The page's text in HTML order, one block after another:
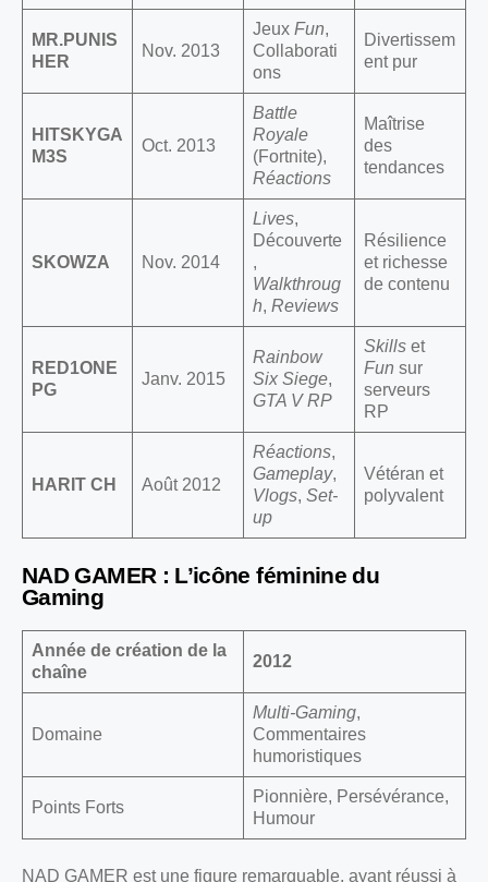
MR.PUNIS
HER
Nov. 2013
Jeux Fun,
Collaborati
ons
Divertissem
ent pur
HITSKYGA
M3S
Oct. 2013
Battle
Royale
(Fortnite),
Réactions
Maîtrise
des
tendances
SKOWZA Nov. 2014
Lives,
Découverte
,
Walkthroug
h, Reviews
Résilience
et richesse
de contenu
RED1ONE
PG
Janv. 2015
Rainbow
Six Siege,
GTA V RP
Skills et
Fun sur
serveurs
RP
HARIT CH Août 2012
Réactions,
Gameplay,
Vlogs, Set-
up
Vétéran et
polyvalent
NAD GAMER : L’icône féminine du
Gaming
Année de création de la
chaîne
2012
Domaine
Multi-Gaming,
Commentaires
humoristiques
Points Forts
Pionnière, Persévérance,
Humour
NAD GAMER est une figure remarquable, ayant réussi à